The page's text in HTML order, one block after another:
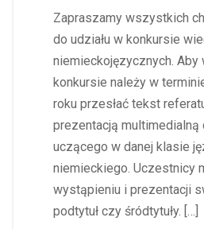
Zapraszamy wszystkich
do udziału w konkursie
niemieckojęzycznych. Aby
konkursie należy w
roku przesłać tekst
prezentacją multimedialną
uczącego w danej klasie
niemieckiego. Uczestnicy
wystąpieniu i prezentacji
podtytuł czy śródtytuły. […]